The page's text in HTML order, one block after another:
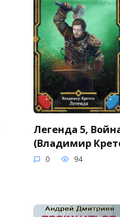
Легенда 5,
(Владимир
0 94